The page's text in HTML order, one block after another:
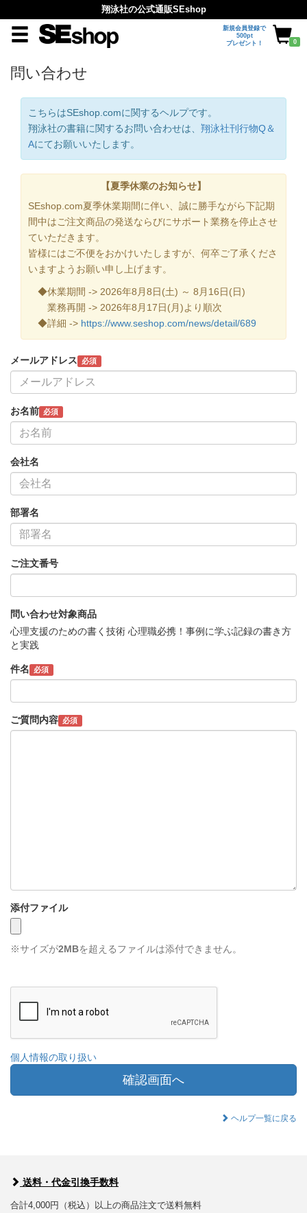
翔泳社の公式通販SEshop
新規会員登録で
500pt
プレゼント！
0
問い合わせ
こちらはSEshop.comに関するヘルプです。
翔泳社の書籍に関するお問い合わせは、 翔泳社刊行物Q＆
Aにてお願いいたします。
【夏季休業のお知らせ】
SEshop.com夏季休業期間に伴い、誠に勝手ながら下記期
間中はご注文商品の発送ならびにサポート業務を停止させ
ていただきます。
皆様にはご不便をおかけいたしますが、何卒ご了承くださ
いますようお願い申し上げます。
◆休業期間 -> 2026年8月8日(土) ～ 8月16日(日)
業務再開 -> 2026年8月17日(月)より順次
◆詳細 -> https://www.seshop.com/news/detail/689
メールアドレス 必須
お名前 必須
会社名
部署名
ご注文番号
問い合わせ対象商品
心理支援のための書く技術 心理職必携！事例に学ぶ記録の書き方
と実践
件名 必須
ご質問内容 必須
添付ファイル
※サイズが2MBを超えるファイルは添付できません。
個人情報の取り扱い
確認画面へ
ヘルプ一覧に戻る
送料・代金引換手数料
合計4,000円（税込）以上の商品注文で送料無料